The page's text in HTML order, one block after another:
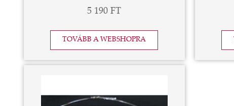
5 190 FT
TOVÁBB A WEBSHOPRA